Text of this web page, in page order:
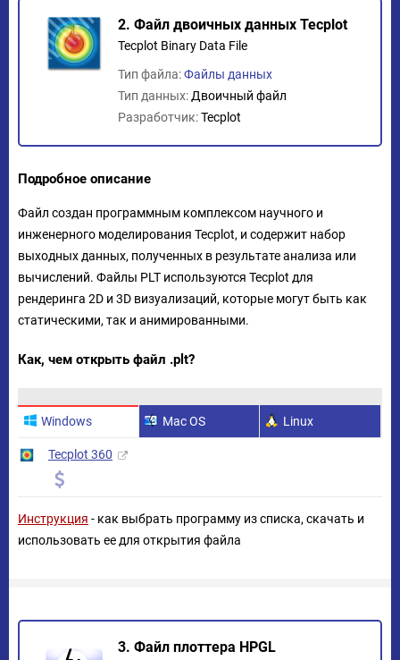
2. Файл двоичных данных Tecplot
Tecplot Binary Data File
Тип файла:Файлы данных
Тип данных: Двоичный файл
Разработчик:Tecplot
Подробное описание
Файл создан программным комплексом научного и
инженерного моделирования Tecplot, и содержит набор
выходных данных, полученных в результате анализа или
вычислений. Файлы PLT используются Tecplot для
рендеринга 2D и 3D визуализаций, которые могут быть как
статическими, так и анимированными.
Как, чем открыть файл .plt?
Windows Mac OS Linux
Tecplot 360
Инструкция - как выбрать программу из списка, скачать и
использовать ее для открытия файла
3. Файл плоттера HPGL